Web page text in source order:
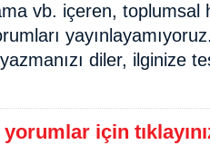
vb. içeren, toplumsal
diler, ilginize
için